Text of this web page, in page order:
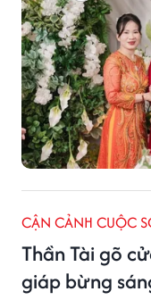
CẬN CẢNH CUỘC
Thần Tài gõ
giáp bừng